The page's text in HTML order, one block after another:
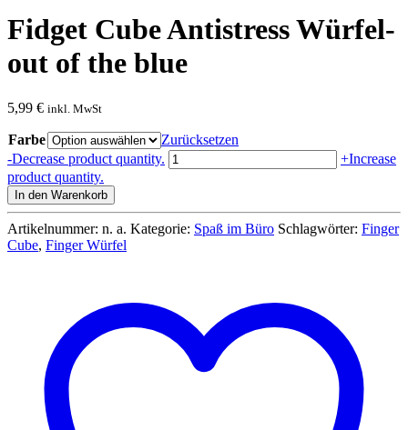
Fidget Cube Antistress Würfel-
out of the blue
5,99 € inkl. MwSt
Farbe
Zurücksetzen
-Decrease product quantity. Fidget
Cube
out
of
+Increase
product quantity.
In den Warenkorb
Artikelnummer: n. a. Kategorie: Spaß im Büro Schlagwörter: Finger
Cube, Finger Würfel